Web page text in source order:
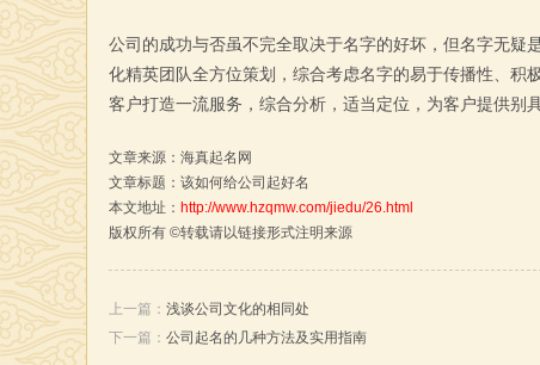
公司的成功与否虽不完全取决于名字的好坏，但名字无疑
化精英团队全方位策划，综合考虑名字的易于传播性、积
客户打造一流服务，综合分析，适当定位，为客户提供别
文章来源： 海真起名网
文章标题：该如何给公司起好名
本文地址： http://www.hzqmw.com/jiedu/26.html
版权所有 ©转载请以链接形式注明来源
上一篇： 浅谈公司文化的相同处
下一篇： 公司起名的几种方法及实用指南